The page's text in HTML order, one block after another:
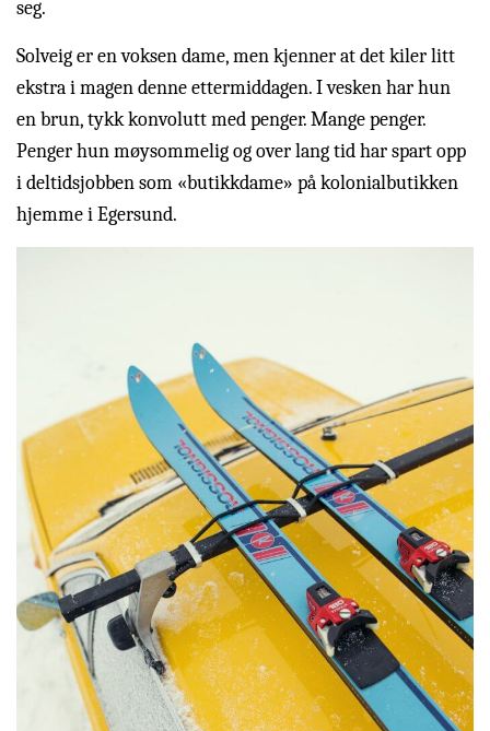
seg.
Solveig er en voksen dame, men kjenner at det kiler litt
ekstra i magen denne ettermiddagen. I vesken har hun
en brun, tykk konvolutt med penger. Mange penger.
Penger hun møysommelig og over lang tid har spart opp
i deltidsjobben som «butikkdame» på kolonialbutikken
hjemme i Egersund.